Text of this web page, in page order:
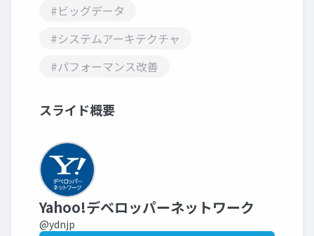
#ビッグデータ
#システムアーキテクチャ
#パフォーマンス改善
スライド概要
Yahoo!デベロッパーネットワーク
@ydnjp